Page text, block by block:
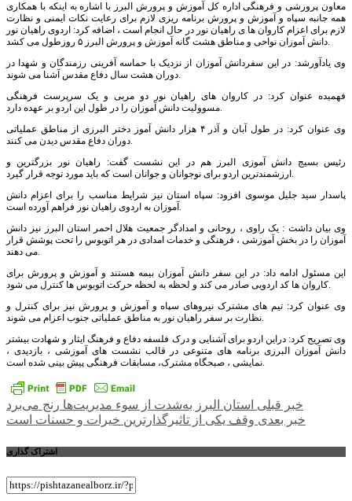
معاون پرورشی و فرهنگی اداره کل آموزش و پرورش البرز با اشاره به اینکه با همکاری
همه جانبه سپاه و آموزش و پرورش برنامه ریزی لازم برای رعایت نکات ایمنی و نظارت
لازم برای اعزام کاروان ها ی راهیان نور در حال انجام است ، اضافه کرد: اردوی راهیان نور
دانش آموزان نواحی و مناطق هشت گانه آموزش و پرورش البرز ۵ روزطول می کشد.
وی یادآورشد: در این سفردانش آموزان از نزدیک با حماسه آفرینی رزمندگان و شهدا در
دوران هشت سال دفاع مقدس آشنا می شوند.
فهمیده عنوان کرد: در کاروان های راهیان نور دو مربی و یک سرپرست فرهنگی
مسوولیت دانش آموزان را در طول این اردو بر عهده دارد.
وی عنوان کرد: در طول آبان و آذر ۴ هزار دانش آموز دختر البرزی از مناطق عملیاتی
دوران دفاع مقدس دیدن می کنند.
رئیس بسیج دانش آموزی البرز هم در این نشست گفت: راهیان نور بزرگترین و
ارزشمندترین اردو برای نوجوانان و جوانان است که باید مورد توجه قرار گیرد.
پاسدار سید جلیل موسوی افزود: سپاه استان نیز شرایط مناسب را برای اعزام دانش
آموزان به اردوی راهیان نور فراهم آورده است.
وی بیان داشت : یک راوی ، روحانی و امدادگر جمعیت هلال احمر استان البرز نیز دانش
آموزان را در بخش آموزشی ، فرهنگی و خدمات امدادی در هر اتوبوس را تحت پوشش قرار
می دهند.
این مسئول ادامه داد: در این سفر دانش آموزان بیمه هستند و آموزش و پرورش برای
کاروان ها کد اردویی صادر می کند و لحظه به لحظه حرکت اتوبوس ها کنترل می شود.
وی عنوان کرد: تیم های مشترک نیروهای سپاه و آموزش و پرورش نیز برای کنترل و
نظارت بر سفر راهیان نور به مناطق عملیاتی جنوب اعزام می شوند.
وی تصریح کرد: دراین اردو برای آشنایی و درک فلسفه دفاع و فرهنگ ایثار و شهادت بیشتر
دانش آموزان البرزی برنامه های متنوعی در قالب نشست های آموزشی ، بازدیدی ،
نمایشی ، صبحگاه مشترک، مسابقات فرهنگی پیش بینی شده است.
راهبری
نوشته
خبر قبلی استان البرز به‌شدت از سوء مدیریت‌ها رنج می‌برد
خبر بعدی وقف یکی از تاثیرگذارترین خیرات و حسنات است
اشتراک گذاری